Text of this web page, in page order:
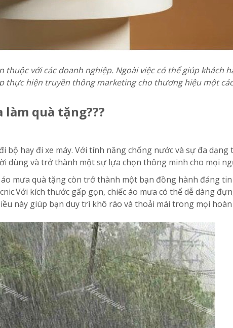
thuộc với các doanh nghiệp. Ngoài việc có thể giúp khách
thực hiện truyền thông marketing cho thương hiệu một
quà tặng???
hay đi xe máy. Với tính năng chống nước và sự đa dạng
dùng và trở thành một sự lựa chọn thông minh cho mọi
mưa quà tặng còn trở thành một bạn đồng hành đáng tin
kích thước gấp gọn, chiếc áo mưa có thể dễ dàng
này giúp bạn duy trì khô ráo và thoải mái trong mọi